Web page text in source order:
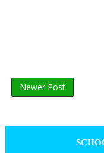
Newer Post